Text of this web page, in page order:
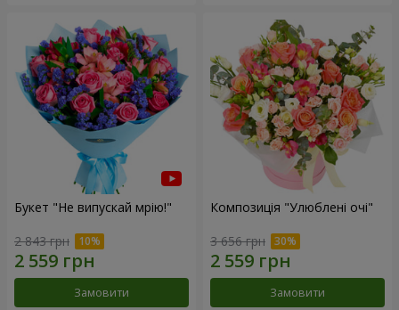
Букет "Не випускай мрію!"
2 843 грн
Замовити
Композиція "Улюблені очі"
3 656 грн
Замовити